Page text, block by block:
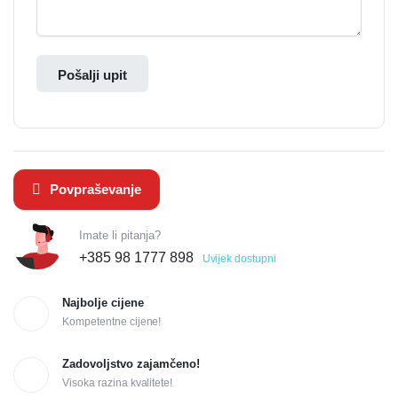
Pošalji upit
Povpraševanje
Imate li pitanja?
+385 98 1777 898 Uvijek dostupni
Najbolje cijene
Kompetentne cijene!
Zadovoljstvo zajamčeno!
Visoka razina kvalitete!